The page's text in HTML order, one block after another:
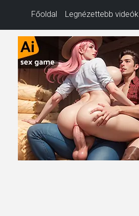
Főoldal Legnézettebb videók